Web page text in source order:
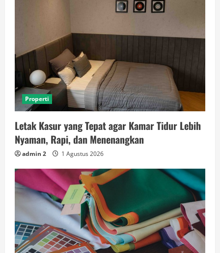
Properti
Letak Kasur yang Tepat agar Kamar Tidur Lebih
Nyaman, Rapi, dan Menenangkan
admin 2 1 Agustus 2026